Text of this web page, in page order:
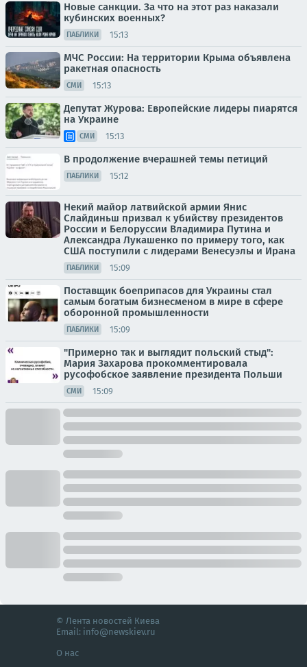
Новые санкции. За что на этот раз наказали
кубинских военных?
ПАБЛИКИ 15:13
МЧС России: На территории Крыма объявлена
ракетная опасность
СМИ 15:13
Депутат Журова: Европейские лидеры пиарятся
на Украине
СМИ 15:13
В продолжение вчерашней темы петиций
ПАБЛИКИ 15:12
Некий майор латвийской армии Янис
Слайдиньш призвал к убийству президентов
России и Белоруссии Владимира Путина и
Александра Лукашенко по примеру того, как
США поступили с лидерами Венесуэлы и Ирана
ПАБЛИКИ 15:09
Поставщик боеприпасов для Украины стал
самым богатым бизнесменом в мире в сфере
оборонной промышленности
ПАБЛИКИ 15:09
"Примерно так и выглядит польский стыд":
Мария Захарова прокомментировала
русофобское заявление президента Польши
СМИ 15:09
© Лента новостей Киева
Email: info@newskiev.ru
О нас